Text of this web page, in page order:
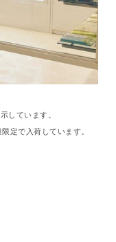
しています。
定で入荷しています。